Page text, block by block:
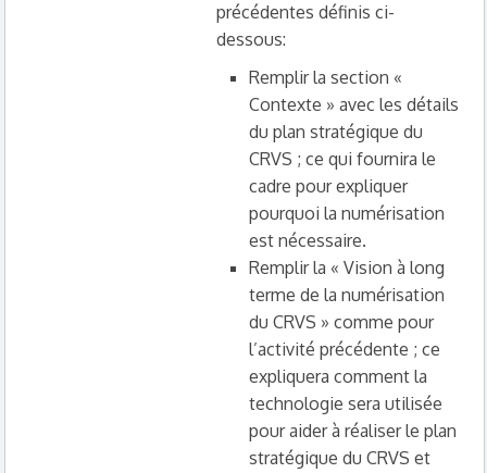
précédentes définis ci-
dessous:
Remplir la section «
Contexte » avec les détails
du plan stratégique du
CRVS ; ce qui fournira le
cadre pour expliquer
pourquoi la numérisation
est nécessaire.
Remplir la « Vision à long
terme de la numérisation
du CRVS » comme pour
l’activité précédente ; ce
expliquera comment la
technologie sera utilisée
pour aider à réaliser le plan
stratégique du CRVS et